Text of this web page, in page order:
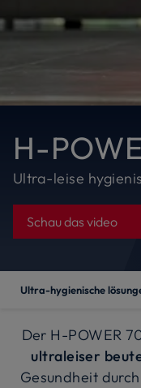
H-
Ultra-leise
Schau das video
Ultra-hygienische
Der H-POWER
ultraleiser
Gesundheit